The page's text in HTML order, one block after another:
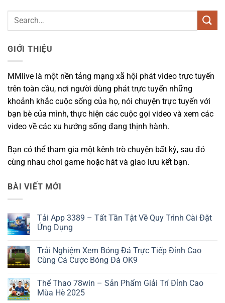
GIỚI THIỆU
MMlive là một nền tảng mạng xã hội phát video trực tuyến
trên toàn cầu, nơi người dùng phát trực tuyến những
khoảnh khắc cuộc sống của họ, nói chuyện trực tuyến với
bạn bè của mình, thực hiện các cuộc gọi video và xem các
video về các xu hướng sống đang thịnh hành.
Bạn có thể tham gia một kênh trò chuyện bất kỳ, sau đó
cùng nhau chơi game hoặc hát và giao lưu kết bạn.
BÀI VIẾT MỚI
Tải App 3389 – Tất Tần Tật Về Quy Trình Cài Đặt
Ứng Dụng
bình
luận
ở
3389
–
Tất
Trải Nghiệm Xem Bóng Đá Trực Tiếp Đỉnh Cao
Cùng Cá Cược Bóng Đá OK9
bình
luận
ở
Thể Thao 78win – Sản Phẩm Giải Trí Đỉnh Cao
Mùa Hè 2025